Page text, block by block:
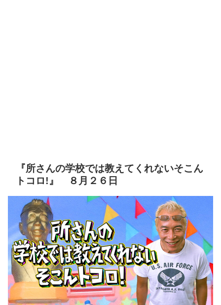
『所さんの学校では教えてくれないそこん
トコロ!』 ８月２６日